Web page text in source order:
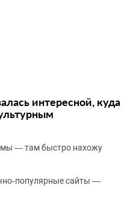
интересной, куда
— там быстро нахожу
сайты —